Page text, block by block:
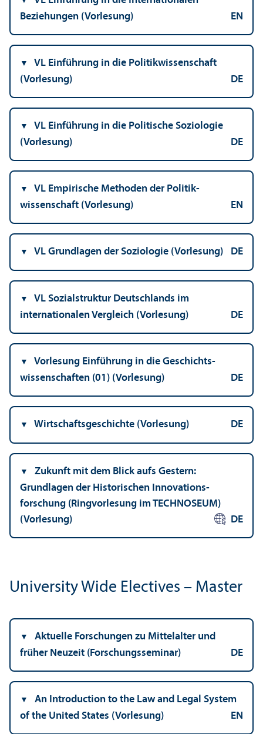
Beziehungen (Vorlesung)
EN
VL Einführung in die Politik­wissenschaft
(Vorlesung)
DE
VL Einführung in die Politische Soziologie
(Vorlesung)
DE
VL Empirische Methoden der Politik­
wissenschaft (Vorlesung)
EN
VL Grundlagen der Soziologie (Vorlesung) DE
VL Sozialstruktur Deutschlands im
internationalen Vergleich (Vorlesung)
DE
Vorlesung Einführung in die Geschichts­
wissenschaften (01) (Vorlesung)
DE
Wirtschafts­geschichte (Vorlesung) DE
Zukunft mit dem Blick aufs Gestern:
Grundlagen der Historischen Innovations­
forschung (Ringvorlesung im TECHNOSEUM)
(Vorlesung)
DE
University Wide Electives – Master
Aktuelle Forschungen zu Mittelalter und
früher Neuzeit (Forschungs­seminar)
DE
An Introduction to the Law and Legal System
of the United States (Vorlesung)
EN